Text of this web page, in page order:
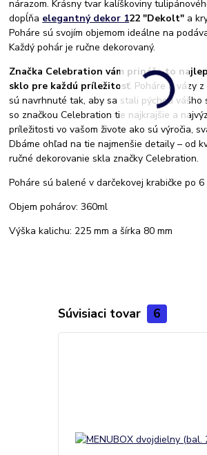
nárazom. Krásny tvar kalíškoviny
dopĺňa elegantný dekor 122 "Dekolt" a
Poháre sú svojím objemom ideálne na
Každý pohár je ručne dekorovaný.
Značka Celebration vám prináša to
sklo pre každú príležitosť. Poháre a vázy
sú navrhnuté tak, aby sa stali pýchou vášho
so značkou Celebration tie najkrajšie a
príležitosti vo vašom živote ako sú výročia,
Dbáme ohľad na tie najmenšie detaily – od
ručné dekorovanie skla značky Celebration.
Poháre sú balené v darčekovej krabičke po 6
Objem pohárov: 360ml
Výška kalichu: 225 mm a šírka 80 mm
Súvisiaci tovar 6